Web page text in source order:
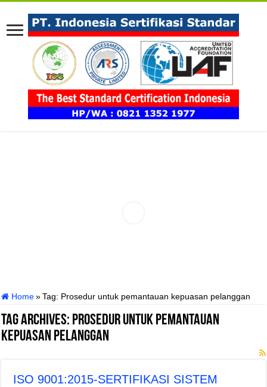
Home » Tag: Prosedur untuk pemantauan kepuasan pelanggan
Tag Archives: Prosedur untuk pemantauan
kepuasan pelanggan
ISO 9001:2015-SERTIFIKASI SISTEM